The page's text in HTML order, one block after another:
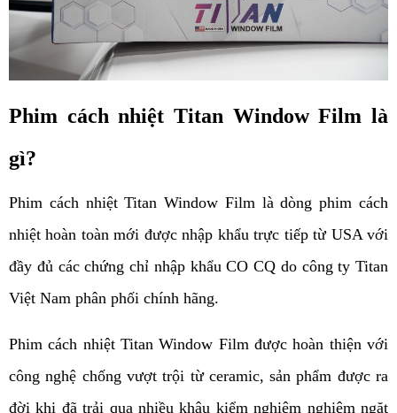
Phim cách nhiệt Titan Window Film là
gì?
Phim cách nhiệt Titan Window Film là dòng phim cách
nhiệt hoàn toàn mới được nhập khẩu trực tiếp từ USA với
đầy đủ các chứng chỉ nhập khẩu CO CQ do công ty Titan
Việt Nam phân phối chính hãng.
Phim cách nhiệt Titan Window Film được hoàn thiện với
công nghệ chống vượt trội từ ceramic, sản phẩm được ra
đời khi đã trải qua nhiều khâu kiểm nghiệm nghiêm ngặt